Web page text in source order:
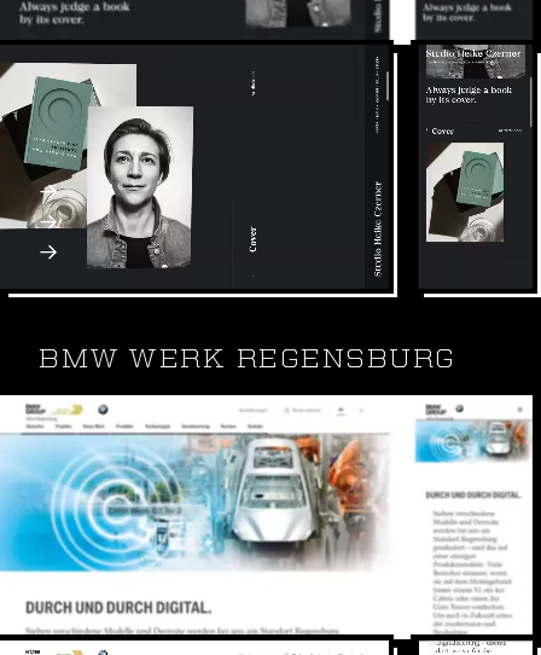
Gestaltung von Büchern, Magazinen,
Erscheinungsbildern und Ausstellungen, sowie
digitalen Anwendungen.
Webflow
Webdesign & SEO
Webseite: heikeczerner.de
BMW WERK REGENSBURG